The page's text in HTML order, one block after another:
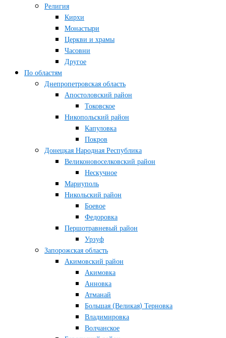
Религия
Кирхи
Монастыри
Церкви и храмы
Часовни
Другое
По областям
Днепропетровская область
Апостоловский район
Токовское
Никопольский район
Капуловка
Покров
Донецкая Народная Республика
Великоновоселковский район
Нескучное
Мариуполь
Никольский район
Боевое
Федоровка
Першотравневый район
Урзуф
Запорожская область
Акимовский район
Акимовка
Анновка
Атманай
Большая (Великая) Терновка
Владимировка
Волчанское